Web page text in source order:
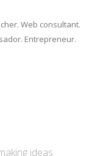
Web consultant.
Entrepreneur.
ideas